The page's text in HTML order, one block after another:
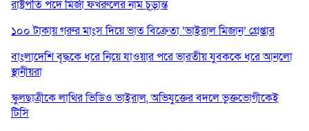
রাষ্ট্রপতি পদে মির্জা ফখরুলের নাম চূড়ান্ত
১০০ টাকায় গরুর মাংস দিয়ে ভাত বিক্রেতা ‘ভাইরাল মিজান’ গ্রেপ্তার
বাংলাদেশি বৃদ্ধকে ধরে নিয়ে যাওয়ার পরে ভারতীয় যুবককে ধরে আনলো
স্থানীয়রা
স্কুলছাত্রীকে লাথির ভিডিও ভাইরাল, অভিযুক্তের বদলে ভুক্তভোগীকেই
টিসি